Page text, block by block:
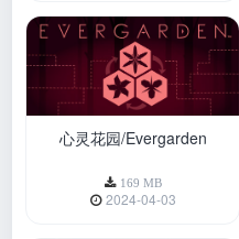
心灵花园/Evergarden
169 MB
2024-04-03